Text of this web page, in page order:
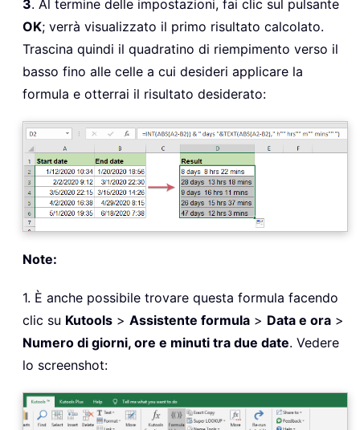
3. Al termine delle impostazioni, fai clic sul pulsante
OK; verrà visualizzato il primo risultato calcolato.
Trascina quindi il quadratino di riempimento verso il
basso fino alle celle a cui desideri applicare la
formula e otterrai il risultato desiderato:
Note:
1. È anche possibile trovare questa formula facendo
clic su Kutools > Assistente formula > Data e ora >
Numero di giorni, ore e minuti tra due date. Vedere
lo screenshot: